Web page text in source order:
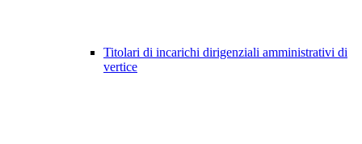
Titolari di incarichi dirigenziali amministrativi di
vertice